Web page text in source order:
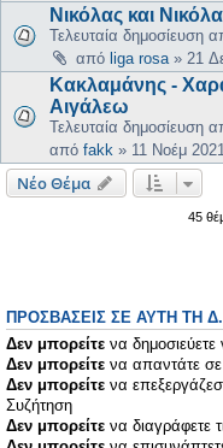
Νικόλας και
Τελευταία δημοσίευση
από liga rosa» 21
Κακλαμάνης -
Αιγάλεω
Τελευταία δημοσίευση
από fakk » 11 Νοέμ
Νέο Θέμα
45
ΠΡΟΣΒΆΣΕΙΣ ΣΕ ΑΥΤΉ ΤΗ
Δεν μπορείτε να
Δεν μπορείτε να απαντάτε
Δεν μπορείτε να
Συζήτηση
Δεν μπορείτε να διαγράφετε